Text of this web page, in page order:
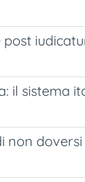
il sistema